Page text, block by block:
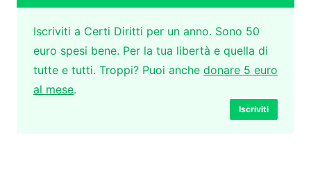
Iscriviti a Certi Diritti per un anno. Sono 50
euro spesi bene. Per la tua libertà e quella di
tutte e tutti. Troppi? Puoi anche donare 5 euro
al mese.
Iscriviti